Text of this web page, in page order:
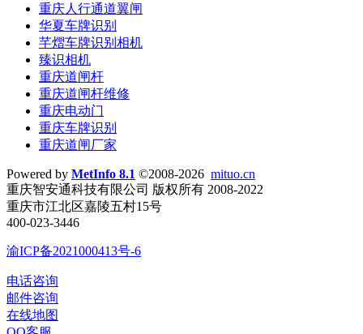
重庆人行通道翼闸
华夏车牌识别
芊熠车牌识别相机
臻识相机
重庆道闸杆
重庆道闸杆维修
重庆电动门
重庆车牌识别
重庆道闸厂家
Powered by MetInfo 8.1 ©2008-2026 mituo.cn
重庆智安通科技有限公司 版权所有 2008-2022
重庆市江北区嘉陵五村15号
400-023-3446
渝ICP备2021000413号-6
电话咨询
邮件咨询
在线地图